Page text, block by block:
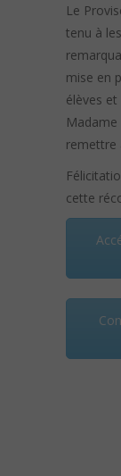
Le
tenu à
mise en
élèves
Madame
remettre
cette